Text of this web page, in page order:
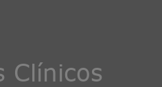
Clínicos